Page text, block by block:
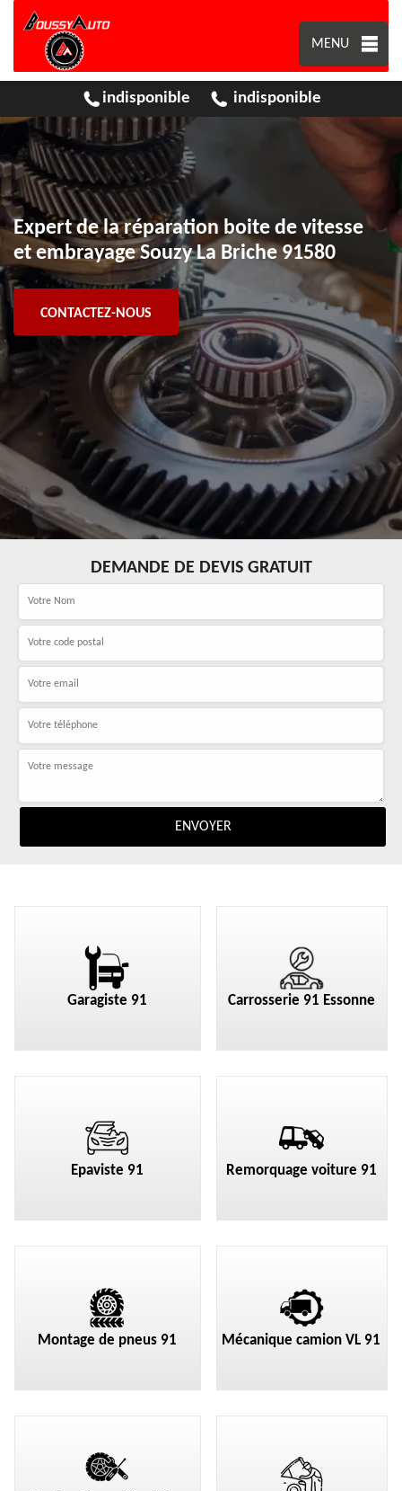
MENU
indisponible indisponible
Expert de la réparation boite de vitesse
et embrayage Souzy La Briche 91580
CONTACTEZ-NOUS
DEMANDE DE DEVIS GRATUIT
Garagiste 91 Carrosserie 91 Essonne
Epaviste 91 Remorquage voiture 91
Montage de pneus 91 Mécanique camion VL 91